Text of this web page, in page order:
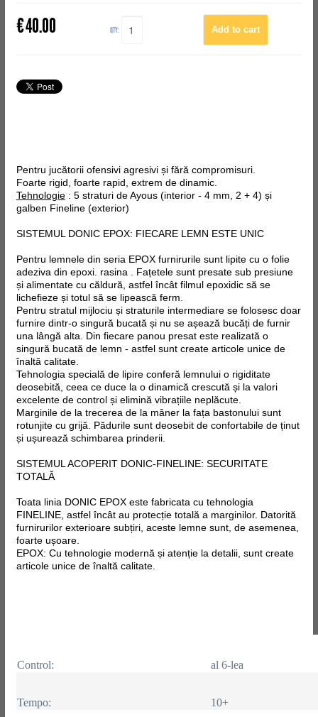
€40.00 QTY:
Pentru jucătorii ofensivi agresivi și fără compromisuri.
Foarte rigid, foarte rapid, extrem de dinamic.
Tehnologie: 5 straturi de Ayous (interior - 4 mm, 2 + 4) și
galben Fineline (exterior)
SISTEMUL DONIC EPOX: FIECARE LEMN ESTE UNIC
Pentru lemnele din seria EPOX furnirurile sunt lipite cu o folie
adeziva din epoxi. rasina . Fațetele sunt presate sub presiune
și alimentate cu căldură, astfel încât filmul epoxidic să se
lichefieze și totul să se lipească ferm.
Pentru stratul mijlociu și straturile intermediare se folosesc doar
furnire dintr-o singură bucată și nu se așează bucăți de furnir
una lângă alta. Din fiecare panou presat este realizată o
singură bucată de lemn - astfel sunt create articole unice de
înaltă calitate.
Tehnologia specială de lipire conferă lemnului o rigiditate
deosebită, ceea ce duce la o dinamică crescută și la valori
excelente de control și elimină vibrațiile neplăcute.
Marginile de la trecerea de la mâner la fața bastonului sunt
rotunjite cu grijă. Pădurile sunt deosebit de confortabile de ținut
și ușurează schimbarea prinderii.
SISTEMUL ACOPERIT DONIC-FINELINE: SECURITATE
TOTALĂ
Toata linia DONIC EPOX este fabricata cu tehnologia
FINELINE, astfel încât au protecție totală a marginilor. Datorită
furnirurilor exterioare subțiri, aceste lemne sunt, de asemenea,
foarte ușoare.
EPOX: Cu tehnologie modernă și atenție la detalii, sunt create
articole unice de înaltă calitate.
Control: al 6-lea
Tempo: 10+